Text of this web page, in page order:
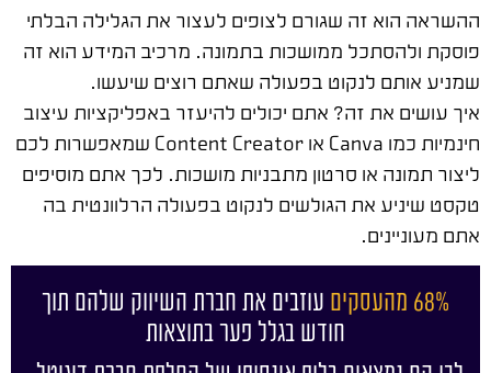
ההשראה הוא זה שגורם לצופים לעצור את הגלילה הבלתי
פוסקת ולהסתכל ממושכות בתמונה. מרכיב המידע הוא זה
שמניע אותם לנקוט בפעולה שאתם רוצים שיעשו.
איך עושים את זה? אתם יכולים להיעזר באפליקציות עיצוב
חינמיות כמו Canva או Content Creator שמאפשרות לכם
ליצור תמונה או סרטון מתבניות מושכות. לכך אתם מוסיפים
טקסט שיניע את הגולשים לנקוט בפעולה הרלוונטית בה
אתם מעוניינים.
68% מהעסקים
עוזבים את חברת השיווק שלהם תוך
חודש בגלל פער בתוצאות